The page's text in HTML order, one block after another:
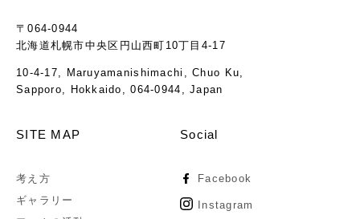
〒064-0944
北海道札幌市中央区円山西町10丁目4-17
10-4-17, Maruyamanishimachi, Chuo Ku,
Sapporo, Hokkaido, 064-0944, Japan
SITE MAP
考え方
ギャラリー
Social
Facebook
Instagram